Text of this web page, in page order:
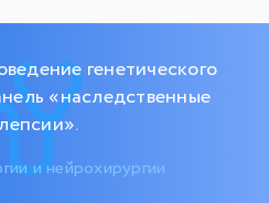
генетического
«наследственные
и нейрохирургии